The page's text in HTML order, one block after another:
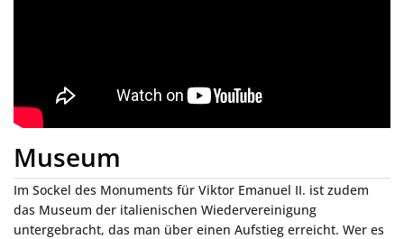
Museum
Im Sockel des Monuments für Viktor Emanuel II. ist zudem
das Museum der italienischen Wiedervereinigung
untergebracht, das man über einen Aufstieg erreicht. Wer es